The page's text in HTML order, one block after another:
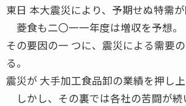
東日 本大震災により、予期せぬ特需が
菱食も二〇一一年度は増収を予想。
その要因の一 つに、震災による需要
る。
震災が 大手加工食品卸の業績を押し上
しかし、その裏では各社の苦闘が続